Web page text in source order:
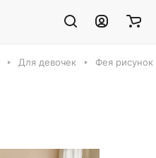
Для девочек Фея